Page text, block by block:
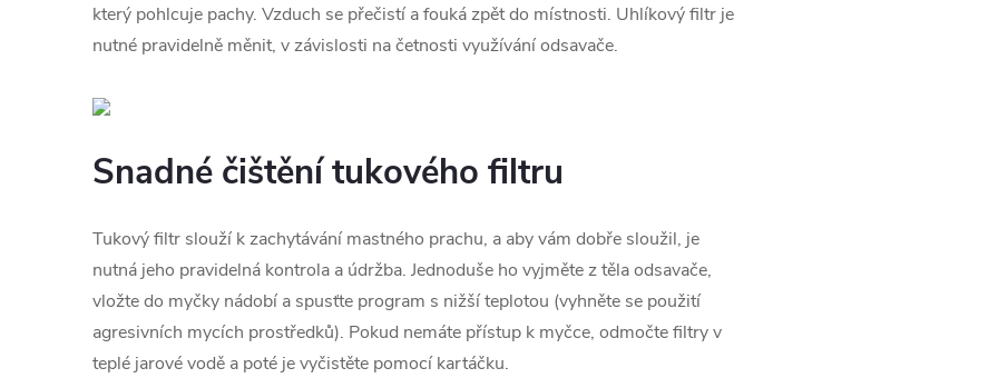
který pohlcuje pachy. Vzduch se přečistí a fouká zpět do místnosti. Uhlíkový filtr je
nutné pravidelně měnit, v závislosti na četnosti využívání odsavače.
Snadné čištění tukového filtru
Tukový filtr slouží k zachytávání mastného prachu, a aby vám dobře sloužil, je
nutná jeho pravidelná kontrola a údržba. Jednoduše ho vyjměte z těla odsavače,
vložte do myčky nádobí a spusťte program s nižší teplotou (vyhněte se použití
agresivních mycích prostředků). Pokud nemáte přístup k myčce, odmočte filtry v
teplé jarové vodě a poté je vyčistěte pomocí kartáčku.